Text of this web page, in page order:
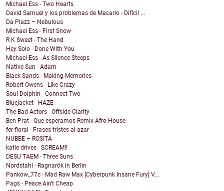
Michael Ess - Two Hearts
David Samuel y los problemas de Macario - Difícil ...
Da Plazz – Nebulous
Michael Ess - First Snow
R K Sweet - The Hand
Hey Solo - Done With You
Michael Ess - As Silence Steeps
Native Sun - Adam
Black Sands - Making Memories
Robert Owens - Like Crazy
Soul Dolphin - Connect Two
Bluejacket - HAZE
The Bad Actors - Offside Clarity
Ben Prat - Que esperamos Remix Afro House
fer floral - Frases tristes al azar
NUBBE – ROSITA
katie drives - SCREAM!!
DESU TAEM - Three Suns
Nordstahl - Ragnarök in Berlin
Pankow_77c - Mad Raw Max [Cyberpunk Insane Fury] V...
Pags - Peace Ain't Cheap